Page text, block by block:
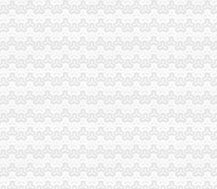
施化队伍建设
知措施提高年检效率
着力提高队伍素质
2006年度督查工作先进单位和先进集体
实流动人口计划生育管理工作
实施消费安全放心工程
到渝北局检查指导工作
送温暖活动
司工商工作会议精